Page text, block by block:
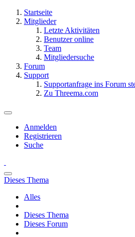
Startseite
Mitglieder
Letzte Aktivitäten
Benutzer online
Team
Mitgliedersuche
Forum
Support
Supportanfrage ins Forum
Zu Threema.com
Anmelden
Registrieren
Suche
Dieses Thema
Alles
Dieses Thema
Dieses Forum